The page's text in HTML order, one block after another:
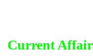
Current